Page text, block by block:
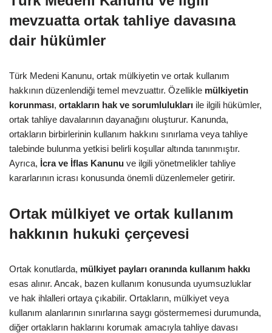
mevzuatta ortak tahliye davasına
dair hükümler
Türk Medeni Kanunu, ortak mülkiyetin ve ortak kullanım
hakkının düzenlendiği temel mevzuattır. Özellikle mülkiyetin
korunması, ortakların hak ve sorumlulukları ile ilgili hükümler,
ortak tahliye davalarının dayanağını oluşturur. Kanunda,
ortakların birbirlerinin kullanım hakkını sınırlama veya tahliye
talebinde bulunma yetkisi belirli koşullar altında tanınmıştır.
Ayrıca, İcra ve İflas Kanunu ve ilgili yönetmelikler tahliye
kararlarının icrası konusunda önemli düzenlemeler getirir.
Ortak mülkiyet ve ortak kullanım
hakkının hukuki çerçevesi
Ortak konutlarda, mülkiyet payları oranında kullanım hakkı
esas alınır. Ancak, bazen kullanım konusunda uyumsuzluklar
ve hak ihlalleri ortaya çıkabilir. Ortakların, mülkiyet veya
kullanım alanlarının sınırlarına saygı göstermemesi durumunda,
diğer ortakların haklarını korumak amacıyla tahliye davası